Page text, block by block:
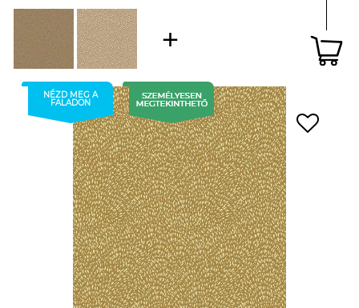
NÉZD MEG A
FALADON